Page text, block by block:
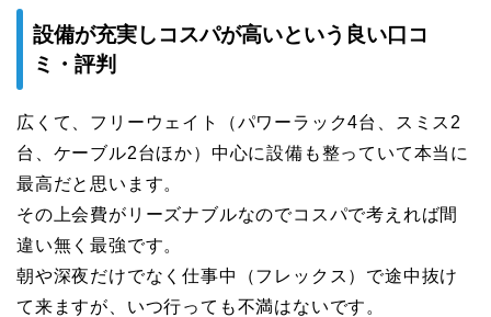
設備が充実しコスパが高いという良い口コ
ミ・評判
広くて、フリーウェイト（パワーラック4台、スミス2
台、ケーブル2台ほか）中心に設備も整っていて本当に
最高だと思います。
その上会費がリーズナブルなのでコスパで考えれば間
違い無く最強です。
朝や深夜だけでなく仕事中（フレックス）で途中抜け
て来ますが、いつ行っても不満はないです。